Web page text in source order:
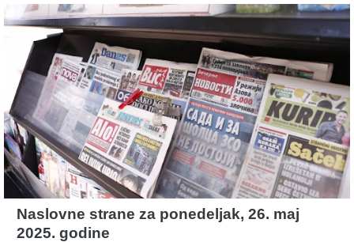
Naslovne strane za ponedeljak, 26. maj
2025. godine